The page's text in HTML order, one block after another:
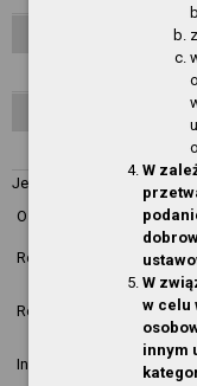
Najczęściej
Jesteś w:
Ostatnie zmiany w
Rozdział
Regulamin Biblioteki
Informacja o działalności
W
W
w celu
innym